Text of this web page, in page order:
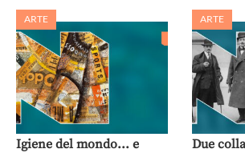
ABOUT
ARTE ECONOMIA
LETTERATURA MONDO ANTICO
ARTE
Igiene del mondo... e
ARTE
Due